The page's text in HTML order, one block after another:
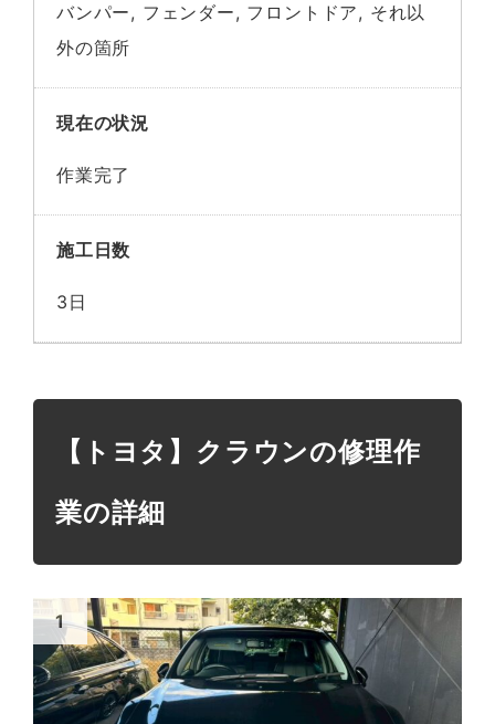
バンパー, フェンダー, フロントドア, それ以
外の箇所
現在の状況
作業完了
施工日数
3日
【トヨタ】クラウンの修理作
業の詳細